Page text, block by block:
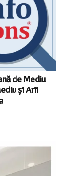
de Mediu
și Arii